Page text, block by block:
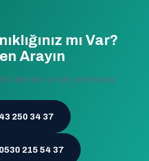
mı Var?
Arayın
dakika içinde yanınızda.
250 34 37
215 54 37